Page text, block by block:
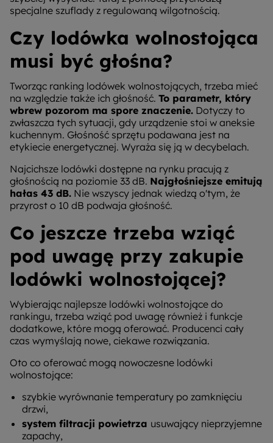
specjalne szuflady z regulowaną wilgotnością.
Czy lodówka wolnostojąca
musi być głośna?
Tworząc ranking lodówek wolnostojących, trzeba mieć
na względzie także ich głośność. To parametr, który
wbrew pozorom ma spore znaczenie. Dotyczy to
zwłaszcza tych sytuacji, gdy urządzenie stoi w aneksie
kuchennym. Głośność sprzętu podawana jest na
etykiecie energetycznej. Wyraża się ją w decybelach.
Najcichsze lodówki dostępne na rynku pracują z
głośnością na poziomie 33 dB. Najgłośniejsze emitują
hałas 43 dB. Nie wszyscy jednak wiedzą o'tym, że
przyrost o 10 dB podwaja głośność.
Co jeszcze trzeba wziąć
pod uwagę przy zakupie
lodówki wolnostojącej?
Wybierając najlepsze lodówki wolnostojące do
rankingu, trzeba wziąć pod uwagę również i funkcje
dodatkowe, które mogą oferować. Producenci cały
czas wymyślają nowe, ciekawe rozwiązania.
Oto co oferować mogą nowoczesne lodówki
wolnostojące:
szybkie wyrównanie temperatury po zamknięciu
drzwi,
system filtracji powietrza usuwający nieprzyjemne
zapachy,